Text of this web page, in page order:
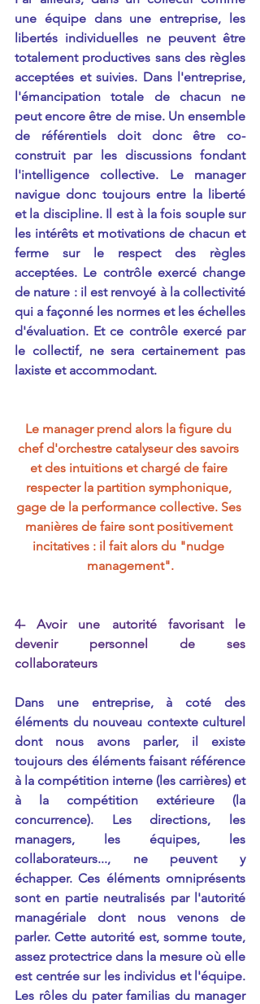
une équipe dans une entreprise, les
libertés individuelles ne peuvent être
totalement productives sans des règles
acceptées et suivies. Dans l'entreprise,
l'émancipation totale de chacun ne
peut encore être de mise. Un ensemble
de référentiels doit donc être co-
construit par les discussions fondant
l'intelligence collective. Le manager
navigue donc toujours entre la liberté
et la discipline. Il est à la fois souple sur
les intérêts et motivations de chacun et
ferme sur le respect des règles
acceptées. Le contrôle exercé change
de nature : il est renvoyé à la collectivité
qui a façonné les normes et les échelles
d'évaluation. Et ce contrôle exercé par
le collectif, ne sera certainement pas
laxiste et accommodant.
Le manager prend alors la figure du
chef d'orchestre catalyseur des savoirs
et des intuitions et chargé de faire
respecter la partition symphonique,
gage de la performance collective. Ses
manières de faire sont positivement
incitatives : il fait alors du "nudge
management".
4- Avoir une autorité favorisant le
devenir personnel de ses
collaborateurs
Dans une entreprise, à coté des
éléments du nouveau contexte culturel
dont nous avons parler, il existe
toujours des éléments faisant référence
à la compétition interne (les carrières) et
à la compétition extérieure (la
concurrence). Les directions, les
managers, les équipes, les
collaborateurs..., ne peuvent y
échapper. Ces éléments omniprésents
sont en partie neutralisés par l'autorité
managériale dont nous venons de
parler. Cette autorité est, somme toute,
assez protectrice dans la mesure où elle
est centrée sur les individus et l'équipe.
Les rôles du pater familias du manager